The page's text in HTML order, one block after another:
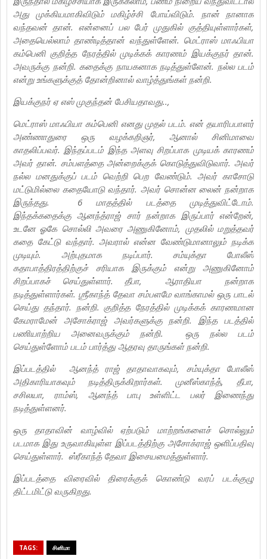
அது முக்கியமாகிவிடும் மகிழ்ச்சி போய்விடும். நான் நானாக
வந்தவன் தான். என்னைப் பல பேர் முதுகில் குத்தியுள்ளார்கள்,
அதையெல்லாம் தாண்டித்தான் வந்துள்ளேன். மெட்ராஸ் மாஃபியா
கம்பெனி குறித்த நேரத்தில் முடிக்கக் காரணம் இயக்குநர் தான்.
அவருக்கு நன்றி. கதைக்கு நாயகனாக நடித்துள்ளேன். நல்ல படம்
என்று உங்களுக்குத் தோன்றினால் வாழ்த்துங்கள் நன்றி.
இயக்குநர் ஏ எஸ் முகுந்தன் பேசியதாவது..,
மெட்ராஸ் மாஃபியா கம்பெனி எனது முதல் படம். என் தயாரிபபாளர்
அண்ணாதுரை ஒரு வழக்கறிஞர், ஆனால் சினிமாவை
காதலிப்பவர். இந்தப்படம் இந்த அளவு சிறப்பாக முடியக் காரணம்
அவர் தான். சம்பளத்தை அன்றைக்குக் கொடுத்துவிடுவார். அவர்
நல்ல மனதுக்குப் படம் வெற்றி பெற வேண்டும். அவர் காசோடு
மட்டுமில்லை கதையோடு வந்தார். அவர் சொன்ன லைன் நன்றாக
இருந்தது. 6 மாதத்தில் படத்தை முடித்துவிட்டோம்.
இந்தக்கதைக்கு ஆனந்த்ராஜ் சார் நன்றாக இருப்பார் என்றேன்,
உடனே ஓகே சொல்லி அவரை அணுகினோம், முதலில் மறுத்தவர்
கதை கேட்டு வந்தார். அவரால் என்ன வேண்டுமானாலும் நடிக்க
முடியும். அற்புதமாக நடிப்பார். சம்யுக்தா போலீஸ்
கதாபாத்திரத்திற்குச் சரியாக இருக்கும் என்று அணுகினோம்
சிறப்பாகச் செய்துள்ளார். தீபா, ஆராதியா நன்றாக
நடித்துள்ளார்கள். ஶ்ரீகாந்த் தேவா சம்பளமே வாங்காமல் ஒரு பாடல்
செய்து தந்தார். நன்றி. குறித்த நேரத்தில் முடிக்கக் காரணமான
கேமராமேன் அசோக்ராஜ் அவர்களுக்கு நன்றி. இந்த படத்தில்
பணியாற்றிய அனைவருக்கும் நன்றி. ஒரு நல்ல படம்
செய்துள்ளோம் படம் பார்த்து ஆதரவு தாருங்கள் நன்றி.
இப்படத்தில் ஆனந்த் ராஜ் தாதாவாகவும், சம்யுக்தா போலீஸ்
அதிகாரியாகவும் நடித்திருக்கிறார்கள். முனீஸ்காந்த், தீபா,
சசிலயா, ராம்ஸ், ஆனந்த் பாபு உள்ளிட்ட பலர் இணைந்து
நடித்துள்ளனர்.
ஒரு தாதாவின் வாழ்வில் ஏற்படும் மாற்றங்களைச் சொல்லும்
படமாக இது உருவாகியுள்ள இப்படத்திற்கு அசோக்ராஜ் ஒளிப்பதிவு
செய்துள்ளார். ஸ்ரீகாந்த் தேவா இசையமைத்துள்ளார்.
இப்படத்தை விரைவில் திரைக்குக் கொண்டு வரப் படக்குழு
திட்டமிட்டு வருகிறது.
TAGS: சினிமா